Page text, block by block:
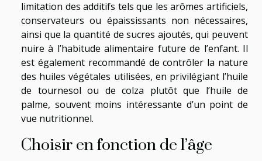
limitation des additifs tels que les arômes artificiels,
conservateurs ou épaississants non nécessaires,
ainsi que la quantité de sucres ajoutés, qui peuvent
nuire à l’habitude alimentaire future de l’enfant. Il
est également recommandé de contrôler la nature
des huiles végétales utilisées, en privilégiant l’huile
de tournesol ou de colza plutôt que l’huile de
palme, souvent moins intéressante d’un point de
vue nutritionnel.
Choisir en fonction de l’âge